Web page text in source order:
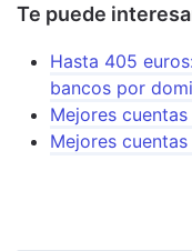
Te puede
Hasta 405
bancos por
Mejores
Mejores